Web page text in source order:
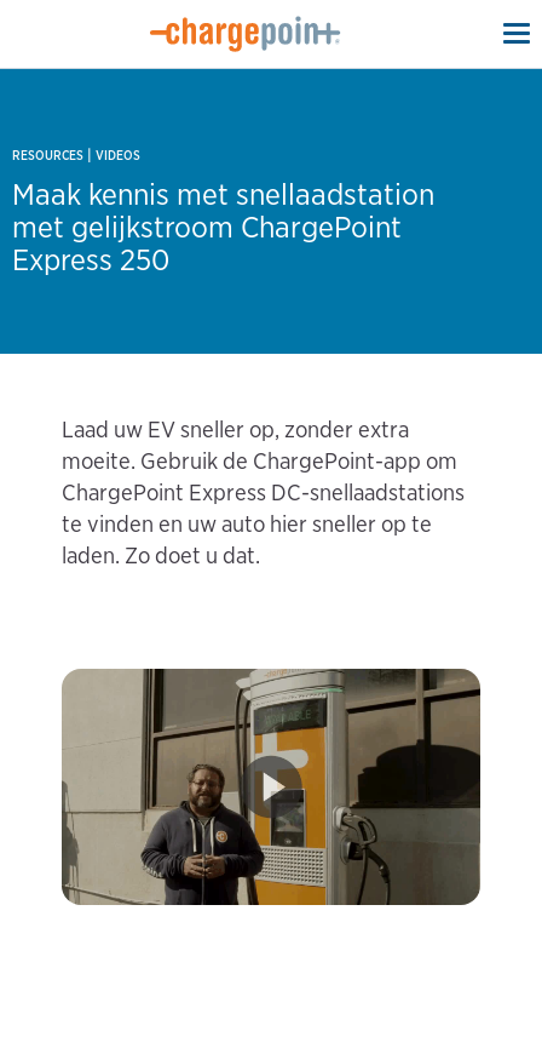
RESOURCES | VIDEOS
Maak kennis met snellaadstation
met gelijkstroom ChargePoint
Express 250
Laad uw EV sneller op, zonder extra
moeite. Gebruik de ChargePoint-app om
ChargePoint Express DC-snellaadstations
te vinden en uw auto hier sneller op te
laden. Zo doet u dat.